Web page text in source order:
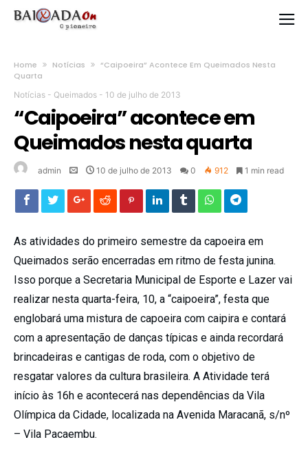
Home Notícias
“Caipoeira” Acontece Em Queimados Nesta
Quarta
Notícias - Queimados - 10 de julho de 2013
“Caipoeira” acontece em
Queimados nesta quarta
admin 10 de julho de 2013 0 912 1 min read
As atividades do primeiro semestre da capoeira em
Queimados serão encerradas em ritmo de festa junina.
Isso porque a Secretaria Municipal de Esporte e Lazer vai
realizar nesta quarta-feira, 10, a “caipoeira”, festa que
englobará uma mistura de capoeira com caipira e contará
com a apresentação de danças típicas e ainda recordará
brincadeiras e cantigas de roda, com o objetivo de
resgatar valores da cultura brasileira. A Atividade terá
início às 16h e acontecerá nas dependências da Vila
Olímpica da Cidade, localizada na Avenida Maracanã, s/nº
– Vila Pacaembu.